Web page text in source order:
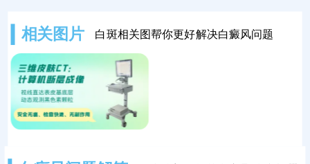
生指导下进行规范治疗，对症用药，
循序渐进令病情好转。
相关图片 白斑相关图帮你更好解决白癜风问题